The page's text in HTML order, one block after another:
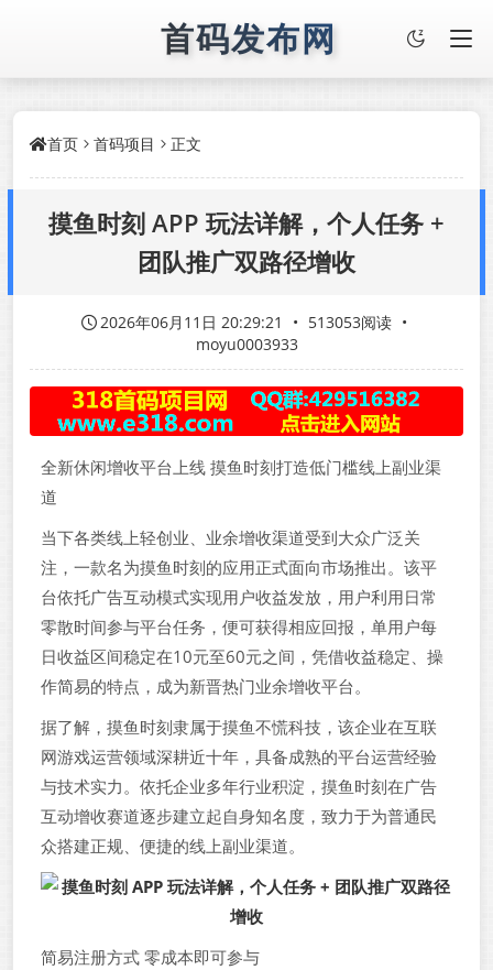
首码发布网
首页 首码项目 正文
摸鱼时刻 APP 玩法详解，个人任务 +
团队推广双路径增收
2026年06月11日 20:29:21 • 513053阅读 •
moyu0003933
全新休闲增收平台上线 摸鱼时刻打造低门槛线上副业渠
道
当下各类线上轻创业、业余增收渠道受到大众广泛关
注，一款名为摸鱼时刻的应用正式面向市场推出。该平
台依托广告互动模式实现用户收益发放，用户利用日常
零散时间参与平台任务，便可获得相应回报，单用户每
日收益区间稳定在10元至60元之间，凭借收益稳定、操
作简易的特点，成为新晋热门业余增收平台。
据了解，摸鱼时刻隶属于摸鱼不慌科技，该企业在互联
网游戏运营领域深耕近十年，具备成熟的平台运营经验
与技术实力。依托企业多年行业积淀，摸鱼时刻在广告
互动增收赛道逐步建立起自身知名度，致力于为普通民
众搭建正规、便捷的线上副业渠道。
简易注册方式 零成本即可参与